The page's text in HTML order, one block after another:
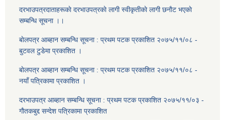
दरभाउपत्रदाताहरूकाे दरभाउपत्रकाे लागी स्वीकृतीकाे लागी छनाैट भएकाे
सम्बन्धि सूचना ।।
बाेलपत्र आब्हान सम्बन्धि सूचना : प्रथम पटक प्रकाशित २०७५/११/०८ -
बुटवल टुडेमा प्रकाशित ।
बाेलपत्र आब्हान सम्बन्धि सूचना : प्रथम पटक प्रकाशित २०७५/११/०८ -
नयाँ पत्रिकामा प्रकाशित ।
दरभाउपत्र आब्हान सम्बन्धि सूचना : प्रथम पटक प्रकाशित २०७५/११/०३ -
गाैतकबुद्द सन्देश पत्रिकामा प्रकाशित